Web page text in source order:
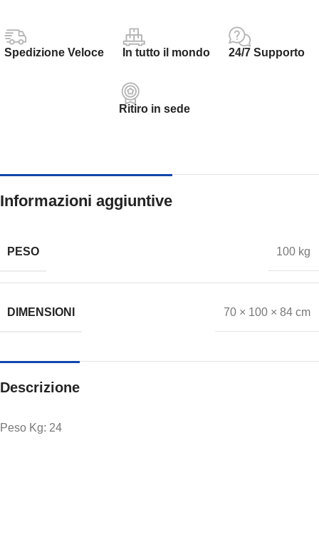
Spedizione Veloce In tutto il mondo 24/7 Supporto
Ritiro in sede
Informazioni aggiuntive
PESO 100 kg
DIMENSIONI 70 × 100 × 84 cm
Descrizione
Peso Kg: 24